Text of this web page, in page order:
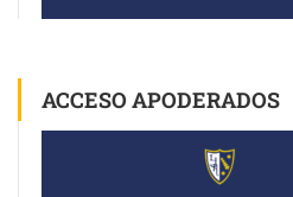
ACCESO APODERADOS